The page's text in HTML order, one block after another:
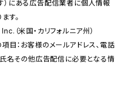
）にある広告配信業者に個人情報
す。
米国・カリフォルニア州）
目：お客様のメールアドレス、電話
名その他広告配信に必要となる情